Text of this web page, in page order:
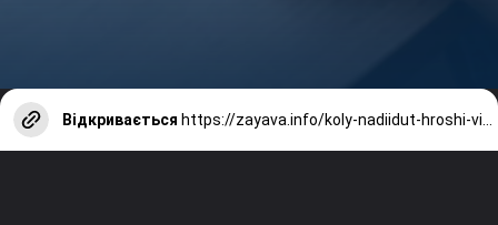
Відкривається